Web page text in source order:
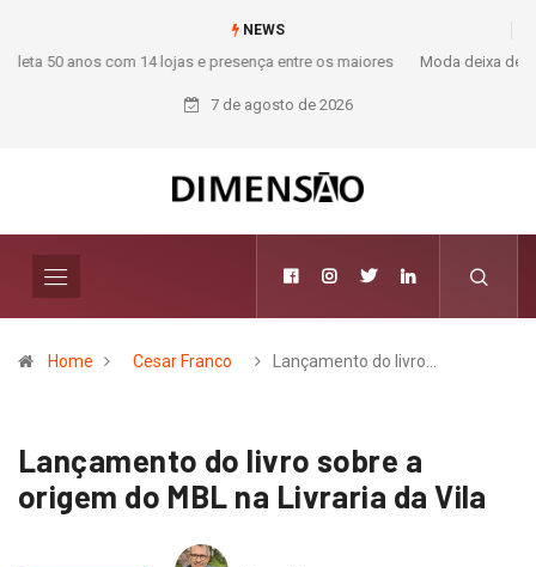
NEWS
Moda deixa de seguir tendências e passa a contar histórias; Forward
aposta na curadoria como novo luxo
7 de agosto de 2026
Home Cesar Franco Lançamento do livro…
Lançamento do livro sobre a
origem do MBL na Livraria da Vila